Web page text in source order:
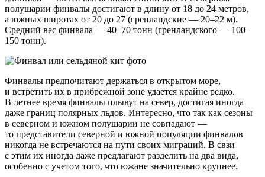
полушарии финвалы достигают в длину от 18 до 24 метров,
а южных широтах от 20 до 27 (гренландские — 20–22 м).
Средний вес финвала — 40–70 тонн (гренландского — 100–
150 тонн).
Финвалы предпочитают держаться в открытом море,
и встретить их в прибрежной зоне удается крайне редко.
В летнее время финвалы плывут на север, достигая иногда
даже границ полярных льдов. Интересно, что так как сезоны
в северном и южном полушарии не совпадают —
то представители северной и южной популяции финвалов
никогда не встречаются на пути своих миграций. В свзи
с этим их иногда даже предлагают разделить на два вида,
особенно с учетом того, что южане значительно крупнее.